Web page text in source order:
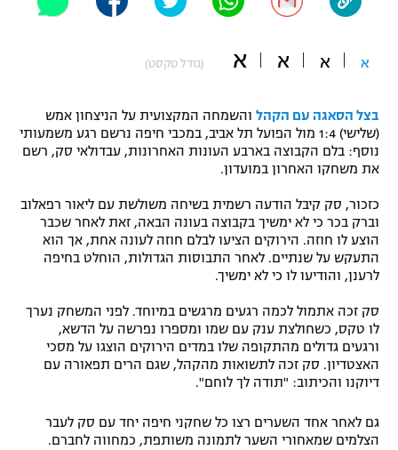
תקנון משתתפים וזוכים בפרסים
תקנון עבור פעילות אלקטרה
תקנון עבור פעילות ספורט 1 – "מרלן"
טניס
גיימינג E-Sports
תנאי שימוש
מדיניות פרטיות
תקנון פעילות ספורט 1
רשיון להקרנה פומבית לבית עסק
כדורמים
פוטבול אמריקאי NFL
בייסבול MLB
ספורט אתגרי ואקסטרים
גיימינג E-Sports
א א א א (גודל טקסט)
בצל הסאגה עם הקהל והשמחה המקצועית על הניצחון אמש
(שלישי) 1:4 מול הפועל תל אביב, במכבי חיפה נרשם רגע משמעותי
נוסף: בלם הקבוצה בארבע העונות האחרונות, עבדולאי סק, רשם
את משחקו האחרון במועדון.
כזכור, סק קיבל הודעה רשמית בשיחה משולשת עם ליאור רפאלוב
וברק בכר כי לא ימשיך בקבוצה בעונה הבאה, זאת לאחר שכבר
הוצע לו חוזה. הירוקים הציעו לבלם חוזה לעונה אחת, אך הוא
התעקש על שנתיים. לאחר התבוסות הגדולות, הוחלט בחיפה
לרענן, והודיעו לו כי לא ימשיך.
סק זכה אתמול לכמה רגעים מרגשים במיוחד. לפני המשחק נערך
לו טקס, כשחולצת ענק עם שמו ומספרו נפרשה על הדשא,
ורגעים גדולים מהתקופה שלו במדים הירוקים הוצגו על מסכי
האצטדיון. סק זכה לתשואות מהקהל, שגם הרים תפאורה עם
דיוקנו והכיתוב: "תודה לך לוחם".
גם לאחר אחד השערים רצו כל שחקני חיפה יחד עם סק לעבר
הצלמים שמאחורי השער לתמונה משותפת, כמחווה לחברם.